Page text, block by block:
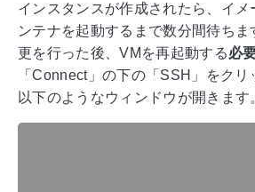
インスタンスが作成されたら、イメ
ンテナを起動するまで数分間待ち
更を行った後、VMを再起動する必
「Connect」の下の「SSH」をクリ
以下のようなウィンドウが開きます